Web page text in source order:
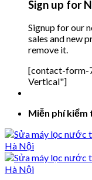
Sign up for
Signup for our
sales and new
remove it.
[contact-form-
Vertical"]
Miễn phí